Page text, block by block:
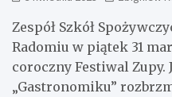
Zespół Szkół
Radomiu w piątek 31
coroczny Festiwal Zupy.
„Gastronomiku”